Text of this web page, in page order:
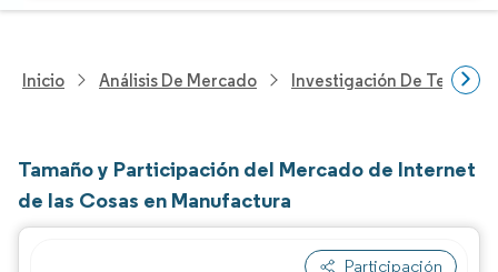
Inicio Análisis De Mercado Investigación De
Tamaño y Participación del Mercado de Internet
de las Cosas en Manufactura
Participación